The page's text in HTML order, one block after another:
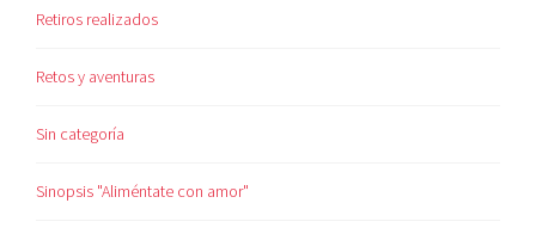
Retiros realizados
Retos y aventuras
Sin categoría
Sinopsis "Aliméntate con amor"